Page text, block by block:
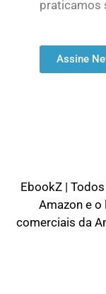
praticamos
Assine
EbookZ |
Amazon e
comerciais da